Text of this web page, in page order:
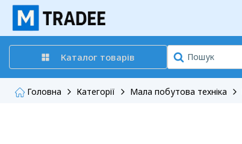
Каталог товарів
Головна Категорії Мала побутова техніка